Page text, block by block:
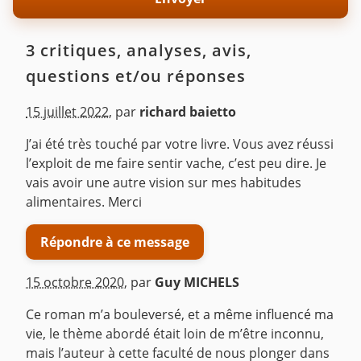
3 critiques, analyses, avis,
questions et/ou réponses
15 juillet 2022, par richard baietto
J’ai été très touché par votre livre. Vous avez réussi
l’exploit de me faire sentir vache, c’est peu dire. Je
vais avoir une autre vision sur mes habitudes
alimentaires. Merci
Répondre à ce message
15 octobre 2020, par Guy MICHELS
Ce roman m’a bouleversé, et a même influencé ma
vie, le thème abordé était loin de m’être inconnu,
mais l’auteur à cette faculté de nous plonger dans